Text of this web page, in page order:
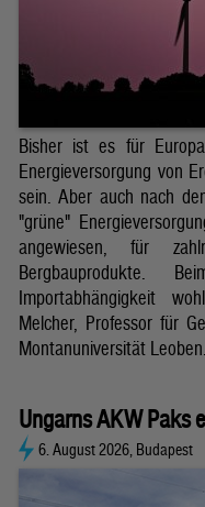
Bisher ist es für
Energieversorgung von
sein. Aber auch nach
"grüne"
angewiesen, für
Bergbauprodukte.
Importabhängigkeit
Melcher, Professor für
Montanuniversität Leoben.
Ungarns AKW Paks
6. August 2026, Budapest